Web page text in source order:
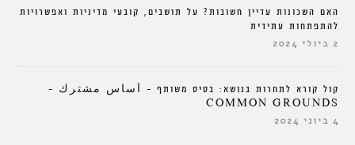
האם השכונות עדיין חשובות? על תושבים, קובעי מדיניות ואפשרויות
להתפתחות עתידית
2 ביולי 2024
קול קורא לתחרות בנושא: בסיס משותף – أساس مشترك –
COMMON GROUNDS
4 ביוני 2024